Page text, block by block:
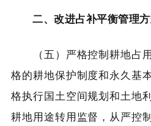
二、改进占补平衡管理
（五）严格控制耕地占用
格的耕地保护制度和永久基
格执行国土空间规划和土地
耕地用途转用监督，从严控